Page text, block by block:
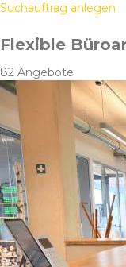
Suchauftrag anlegen
Flexible
82 Angebote